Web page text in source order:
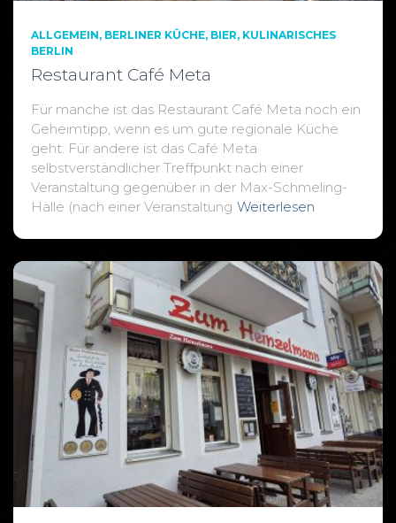
ALLGEMEIN BERLINER KÜCHE BIER KULINARISCHES
BERLIN
Restaurant Café Meta
Für manche ist das Restaurant Café Meta noch ein
Geheimtipp, wenn es um gute regionale Küche
geht. Für andere ist das Café Meta
selbstverständlicher Treffpunkt nach einer
Veranstaltung gegenüber in der Max-Schmeling-
Halle (nach einer Veranstaltung Weiterlesen